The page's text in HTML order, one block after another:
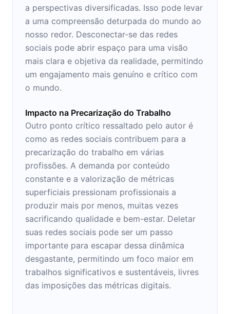
a perspectivas diversificadas. Isso pode levar
a uma compreensão deturpada do mundo ao
nosso redor. Desconectar-se das redes
sociais pode abrir espaço para uma visão
mais clara e objetiva da realidade, permitindo
um engajamento mais genuíno e crítico com
o mundo.
Impacto na Precarização do Trabalho
Outro ponto crítico ressaltado pelo autor é
como as redes sociais contribuem para a
precarização do trabalho em várias
profissões. A demanda por conteúdo
constante e a valorização de métricas
superficiais pressionam profissionais a
produzir mais por menos, muitas vezes
sacrificando qualidade e bem-estar. Deletar
suas redes sociais pode ser um passo
importante para escapar dessa dinâmica
desgastante, permitindo um foco maior em
trabalhos significativos e sustentáveis, livres
das imposições das métricas digitais.